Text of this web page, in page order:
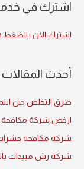
c
o
اشترك فى
اشترك الان بالضغط
أحدث المقالات
طرق التخلص من
ارخص شركة مكافحة
شركة مكافحة حشرات بالرياض
شركة رش مبيدات